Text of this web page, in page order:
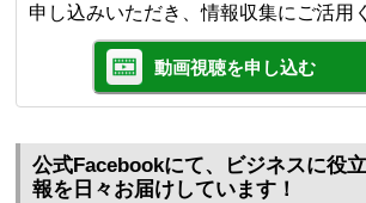
申し込みいただき、情報収集にご活用
動画視聴を申し込む
公式Facebookにて、ビジネスに役
報を日々お届けしています！